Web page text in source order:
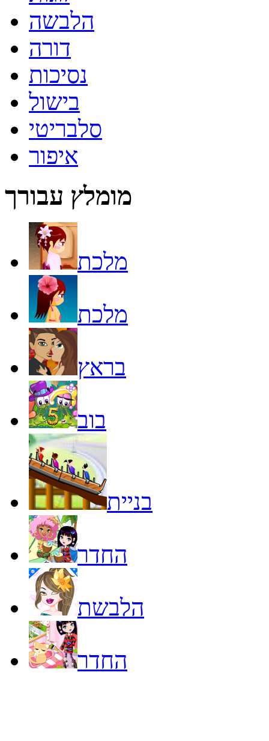
הלבשה
דורה
נסיכות
בישול
סלבריטי
איפור
מומלץ עבורך
מלכת
מלכת
בראץ
בוב
בניית
החדר
הלבשת
החדר